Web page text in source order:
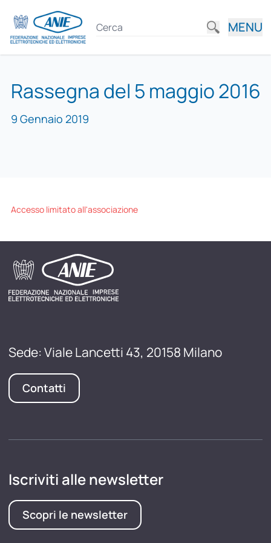
MENU
Rassegna del 5 maggio 2016
9 Gennaio 2019
Accesso limitato all'associazione
Sede: Viale Lancetti 43, 20158 Milano
Contatti
Iscriviti alle newsletter
Scopri le newsletter